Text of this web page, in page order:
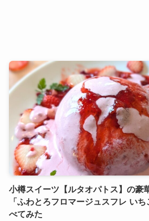
小樽スイーツ【ルタオパトス】の豪
「ふわとろフロマージュスフレ い
べてみた